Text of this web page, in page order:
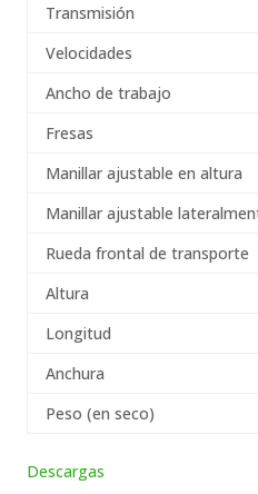
Transmisión
Velocidades
Ancho de trabajo
Fresas
Manillar ajustable en altura
Manillar ajustable
Rueda frontal de transporte
Altura
Longitud
Anchura
Peso (en seco)
Descargas